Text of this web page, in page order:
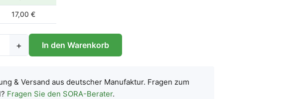
17,00 €
+ In den Warenkorb
& Versand aus deutscher Manufaktur. Fragen zum
Fragen Sie den SORA-Berater.